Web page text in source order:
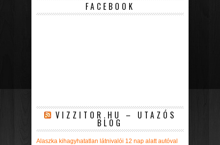
FACEBOOK
VIZZITOR.HU – UTAZÓS
BLOG
Alaszka kihagyhatatlan látnivalói 12 nap alatt autóval